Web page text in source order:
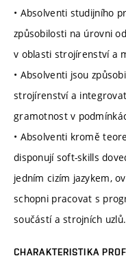
• Absolventi studijního
způsobilosti na úrovni
v oblasti strojírenství a
• Absolventi jsou
strojírenství a
gramotnost v
• Absolventi kromě
disponují soft-skills
jedním cizím jazykem,
schopni pracovat s
součástí a strojních uzlů.
CHARAKTERISTIKA